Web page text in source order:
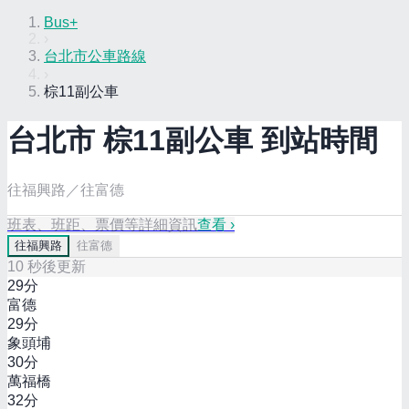
Bus+
台北市公車路線
棕11副公車
台北市 棕11副公車 到站時間
往福興路／往富德
班表、班距、票價等詳細資訊查看 ›
往福興路 往富德
10 秒後更新
29分
富德
29分
象頭埔
30分
萬福橋
32分